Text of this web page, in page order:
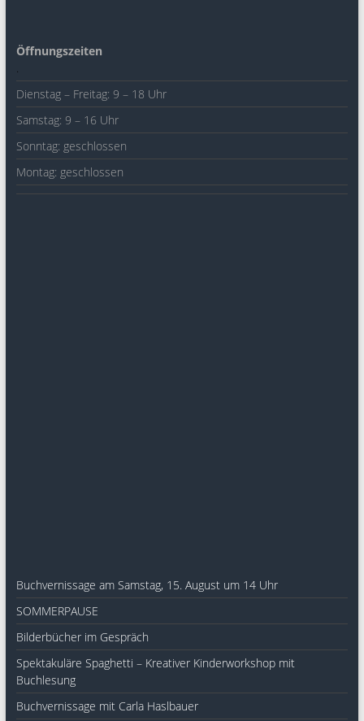
Öffnungszeiten
.
Dienstag – Freitag: 9 – 18 Uhr
Samstag: 9 – 16 Uhr
Sonntag: geschlossen
Montag: geschlossen
Buchvernissage am Samstag, 15. August um 14 Uhr
SOMMERPAUSE
Bilderbücher im Gespräch
Spektakuläre Spaghetti – Kreativer Kinderworkshop mit
Buchlesung
Buchvernissage mit Carla Haslbauer